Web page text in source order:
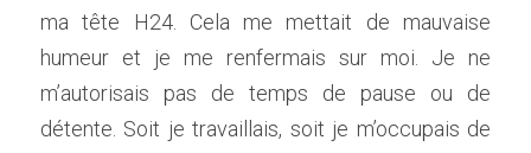
ma tête H24. Cela me mettait de mauvaise
humeur et je me renfermais sur moi. Je ne
m’autorisais pas de temps de pause ou de
détente. Soit je travaillais, soit je m’occupais de